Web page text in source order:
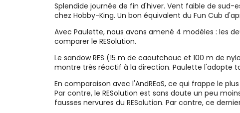
Splendide journée de fin d'hiver. Vent faible de sud-
chez Hobby-King. Un bon équivalent du Fun Cub
Avec Paulette, nous avons amené 4 modèles : les
comparer le RESolution.
Le sandow RES (15 m de caoutchouc et 100 m de
montre très réactif à la direction. Paulette l'adopte
En comparaison avec l'AndREaS, ce qui frappe le
Par contre, le RESolution est sans doute un peu
fausses nervures du RESolution. Par contre, ce